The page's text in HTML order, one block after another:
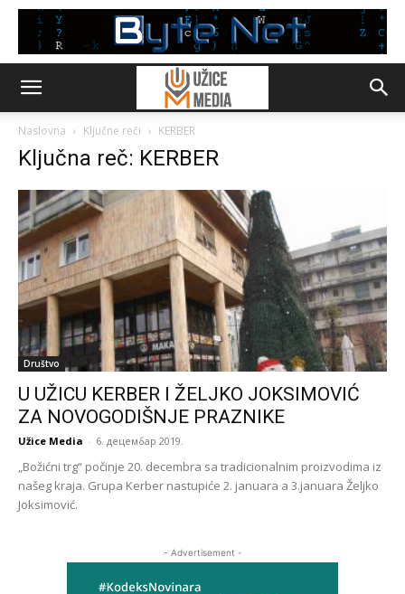
Naslovna Ključne reči KERBER
Ključna reč: KERBER
Društvo
U UŽICU KERBER I ŽELJKO JOKSIMOVIĆ
ZA NOVOGODIŠNJE PRAZNIKE
Užice Media - 6. децембар 2019.
„Božićni trg“ počinje 20. decembra sa tradicionalnim proizvodima iz
našeg kraja. Grupa Kerber nastupiće 2. januara a 3.januara Željko
Joksimović.
- Advertisement -